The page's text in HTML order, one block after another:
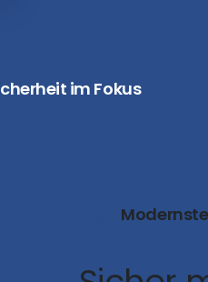
im Fokus